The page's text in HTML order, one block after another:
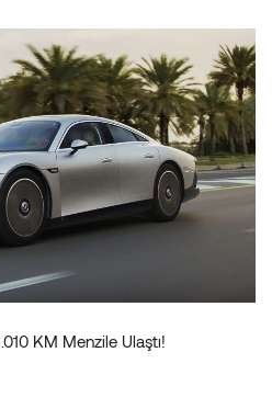
KM Menzile Ulaştı!